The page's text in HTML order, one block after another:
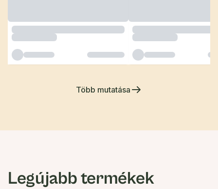
Több mutatása
Legújabb termékek